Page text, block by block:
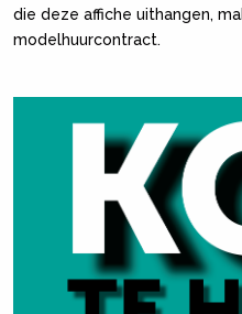
die deze affiche uithangen,
modelhuurcontract.